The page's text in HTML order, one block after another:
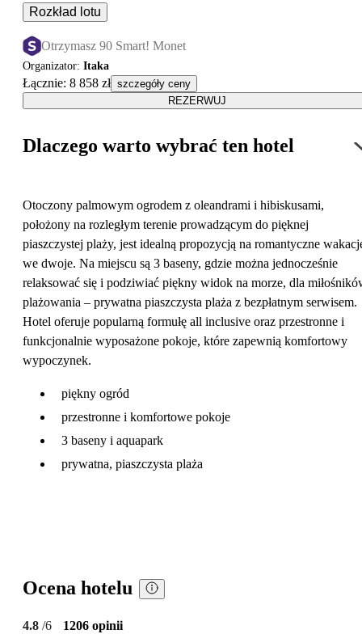
Rozkład lotu
Otrzymasz 90 Smart! Monet
Organizator: Itaka
Łącznie: 8 858 zł szczegóły ceny
REZERWUJ
Dlaczego warto wybrać ten hotel
Otoczony palmowym ogrodem z oleandrami i hibiskusami,
położony na rozległym terenie prowadzącym do pięknej
piaszczystej plaży, jest idealną propozycją na romantyczne
we dwoje. Na miejscu są 3 baseny, gdzie można jednocześnie
relaksować się i podziwiać piękny widok na morze, dla
plażowania – prywatna piaszczysta plaża z bezpłatnym serwisem.
Hotel oferuje popularną formułę all inclusive oraz przestronne i
funkcjonalnie wyposażone pokoje, które zapewnią komfortowy
wypoczynek.
piękny ogród
przestronne i komfortowe pokoje
3 baseny i aquapark
prywatna, piaszczysta plaża
Ocena hotelu
4.8 /6 1206 opinii